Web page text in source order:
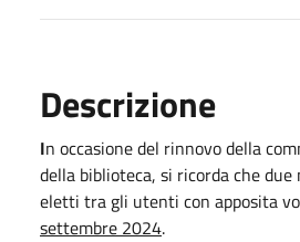
Descrizione
In occasione del rinnovo della
della biblioteca, si ricorda che
eletti tra gli utenti con apposita
settembre 2024.